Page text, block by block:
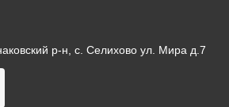
р-н, с. Селихово ул. Мира д.7